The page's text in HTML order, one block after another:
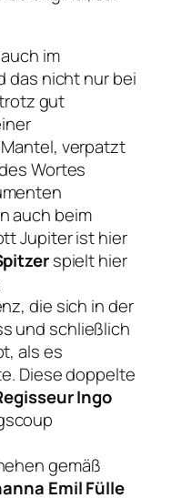
im
das nicht nur bei
gut
verpatzt
Wortes
auch beim
Jupiter ist hier
spielt hier
die sich in der
und schließlich
als es
Diese doppelte
Ingo
gemäß
Emil Fülle